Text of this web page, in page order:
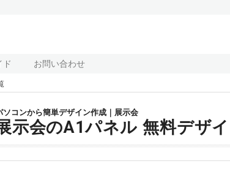
ド お問い合わせ
ソコンから簡単デザイン作成｜展示会
示会のA1パネル 無料デザ